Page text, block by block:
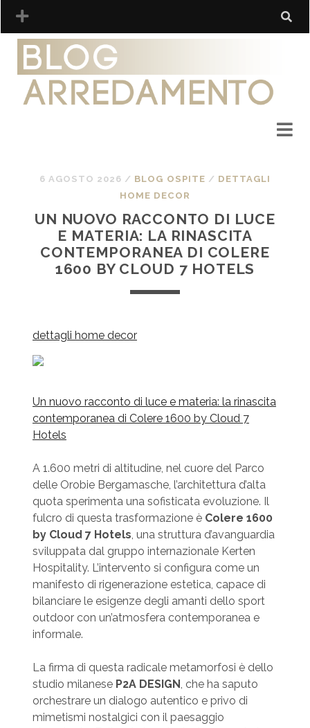
6 AGOSTO 2026 / BLOG OSPITE / DETTAGLI
HOME DECOR
UN NUOVO RACCONTO DI LUCE
E MATERIA: LA RINASCITA
CONTEMPORANEA DI COLERE
1600 BY CLOUD 7 HOTELS
dettagli home decor
Un nuovo racconto di luce e materia: la rinascita
contemporanea di Colere 1600 by Cloud 7
Hotels
A 1.600 metri di altitudine, nel cuore del Parco
delle Orobie Bergamasche, l’architettura d’alta
quota sperimenta una sofisticata evoluzione. Il
fulcro di questa trasformazione è Colere 1600
by Cloud 7 Hotels, una struttura d’avanguardia
sviluppata dal gruppo internazionale Kerten
Hospitality. L’intervento si configura come un
manifesto di rigenerazione estetica, capace di
bilanciare le esigenze degli amanti dello sport
outdoor con un’atmosfera contemporanea e
informale.
La firma di questa radicale metamorfosi è dello
studio milanese P2A DESIGN, che ha saputo
orchestrare un dialogo autentico e privo di
mimetismi nostalgici con il paesaggio